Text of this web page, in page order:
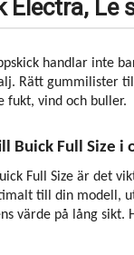
Le
handlar inte
Rätt gummilister
fukt, vind och buller.
Buick Full Size i
Full Size är det
till din modell,
värde på lång